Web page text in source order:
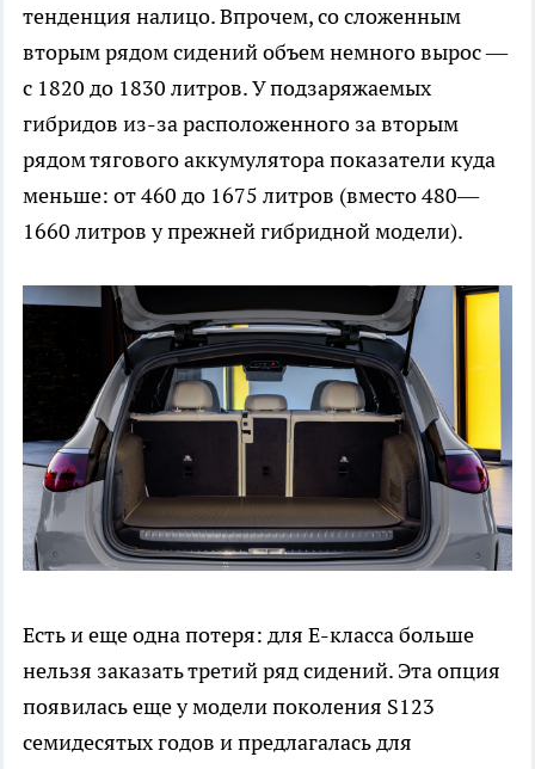
тенденция налицо. Впрочем, со сложенным
вторым рядом сидений объем немного вырос —
с 1820 до 1830 литров. У подзаряжаемых
гибридов из-за расположенного за вторым
рядом тягового аккумулятора показатели куда
меньше: от 460 до 1675 литров (вместо 480—
1660 литров у прежней гибридной модели).
Есть и еще одна потеря: для E-класса больше
нельзя заказать третий ряд сидений. Эта опция
появилась еще у модели поколения S123
семидесятых годов и предлагалась для